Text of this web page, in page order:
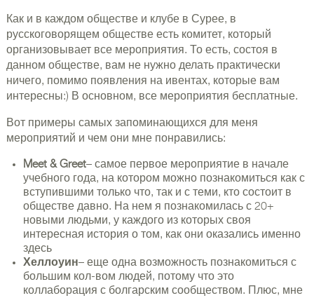
Как и в каждом обществе и клубе в Сурее, в
русскоговорящем обществе есть комитет, который
организовывает все мероприятия. То есть, состоя в
данном обществе, вам не нужно делать практически
ничего, помимо появления на ивентах, которые вам
интересны:) В основном, все мероприятия бесплатные.
Вот примеры самых запоминающихся для меня
мероприятий и чем они мне понравились:
Meet & Greet– самое первое мероприятие в начале
учебного года, на котором можно познакомиться как с
вступившими только что, так и с теми, кто состоит в
обществе давно. На нем я познакомилась с 20+
новыми людьми, у каждого из которых своя
интересная история о том, как они оказались именно
здесь
Хеллоуин– еще одна возможность познакомиться с
большим кол-вом людей, потому что это
коллаборация с болгарским сообществом. Плюс, мне